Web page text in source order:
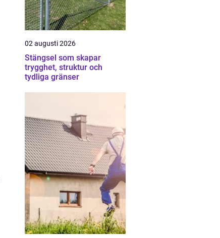
02 augusti 2026
Stängsel som skapar
trygghet, struktur och
tydliga gränser